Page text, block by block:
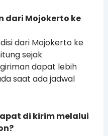
dari Mojokerto ke
dari Mojokerto ke
sejak
dapat lebih
saat ada jadwal
di kirim melalui